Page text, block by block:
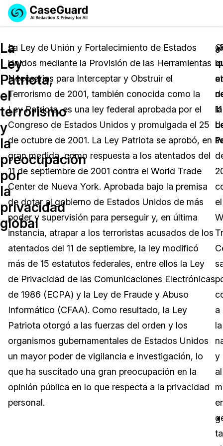
Licencia de CaseGuard Studio
Precios de Redacción a Pedido
Soluciones
Redacción de vídeos
Redacción de documentos
Redacción de audio
Redacción en Bulto
Redacción de imágenes
Transcripción y Traducción
Industrias
Cuerpos Policiales
Transportación
La Atención Médica
Educación
El Gobierno
Sector Jurídico
Servicios Financieros
Casinos
Medios de Comunicación y
Entretenimiento
Centros de Atención Telefónica
Centros de Crisis y Las Líneas Directas
Precios
Recursos
Preguntas Frecuentes
Artículos
Casos Practicos
Centro de Ayuda
Videoteca
Recomendaciones
Sobre nosotros
Trabaja con nosotros
Eventos
Demo
English
Español
La
Ley
Patriota,
el
terrorismo
y
la
preocupación
por
la
privacidad
global
La Ley de Unión y Fortalecimiento de Estados
Unidos mediante la Provisión de las Herramientas
Necesarias para Interceptar y Obstruir el
Terrorismo de 2001, también conocida como la
Ley Patriota, es una ley federal aprobada por el
Congreso de Estados Unidos y promulgada el 25
de octubre de 2001. La Ley Patriota se aprobó, en
gran medida, como respuesta a los atentados del
11 de septiembre de 2001 contra el World Trade
Center de Nueva York. Aprobada bajo la premisa
de dotar al gobierno de Estados Unidos de más
poder y supervisión para perseguir y, en última
instancia, atrapar a los terroristas acusados de los
atentados del 11 de septiembre, la ley modificó
más de 15 estatutos federales, entre ellos la Ley
de Privacidad de las Comunicaciones Electrónicas
de 1986 (ECPA) y la Ley de Fraude y Abuso
Informático (CFAA). Como resultado, la Ley
Patriota otorgó a las fuerzas del orden y los
organismos gubernamentales de Estados Unidos
un mayor poder de vigilancia e investigación, lo
que ha suscitado una gran preocupación en la
opinión pública en lo que respecta a la privacidad
personal.
la
11
el
a
la
y
al